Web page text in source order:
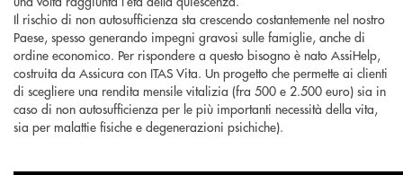
Il rischio di non autosufficienza sta crescendo costantemente nel nostro
Paese, spesso generando impegni gravosi sulle famiglie, anche di
ordine economico. Per rispondere a questo bisogno è nato AssiHelp,
costruita da Assicura con ITAS Vita. Un progetto che permette ai clienti
di scegliere una rendita mensile vitalizia (fra 500 e 2.500 euro) sia in
caso di non autosufficienza per le più importanti necessità della vita,
sia per malattie fisiche e degenerazioni psichiche).